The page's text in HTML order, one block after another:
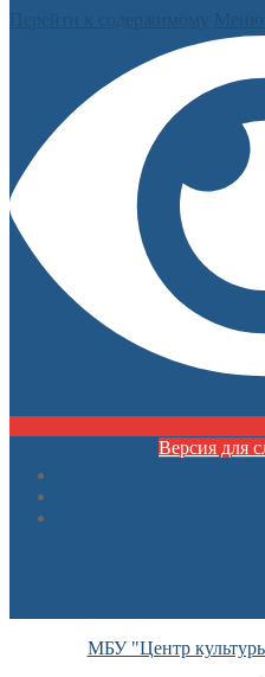
Версия для
МБУ "Центр